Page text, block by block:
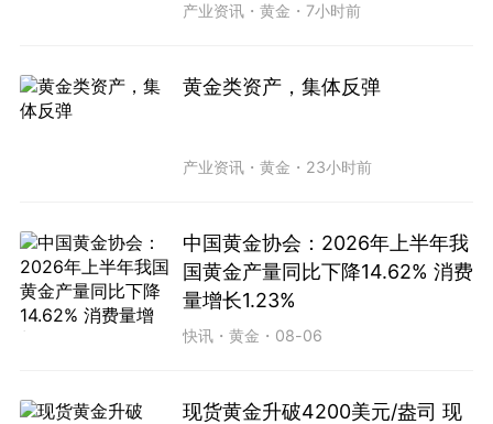
产业资讯 ・黄金 ・ 7小时前
黄金类资产，集体反弹
产业资讯 ・黄金 ・ 23小时前
中国黄金协会：2026年上半年我
国黄金产量同比下降14.62% 消费
量增长1.23%
快讯 ・黄金 ・ 08-06
现货黄金升破4200美元/盎司 现